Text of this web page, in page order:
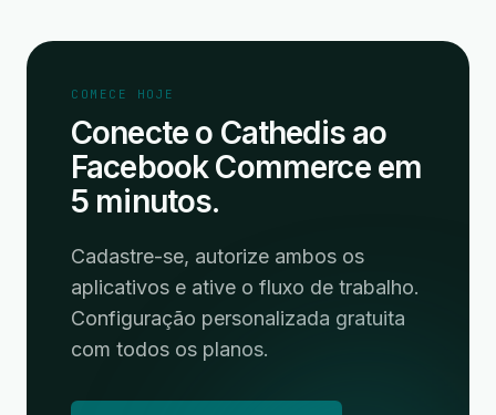
COMECE HOJE
Conecte o Cathedis ao
Facebook Commerce em
5 minutos.
Cadastre-se, autorize ambos os
aplicativos e ative o fluxo de trabalho.
Configuração personalizada gratuita
com todos os planos.